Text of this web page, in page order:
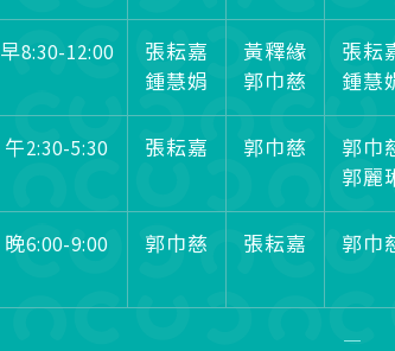
早8:30-12:00
張耘嘉
鍾慧娟
黃釋緣
郭巾慈
張耘
鍾慧
午2:30-5:30 張耘嘉 郭巾慈
郭巾
郭麗
晚6:00-9:00 郭巾慈 張耘嘉 郭巾